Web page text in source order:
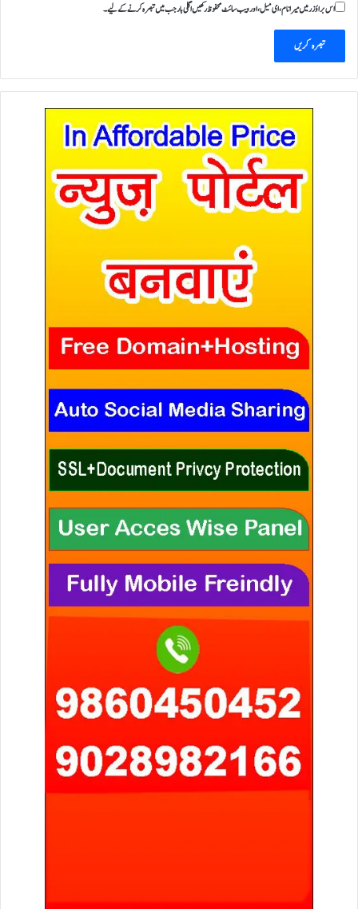
اس براؤزر میں میرا نام، ای میل، اور ویب سائٹ محفوظ رکھیں اگلی بار جب میں تبصرہ کرنے کےلیے۔